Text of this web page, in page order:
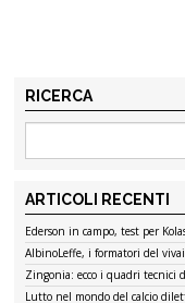
RICERCA
ARTICOLI RECENTI
Ederson in campo, test per
AlbinoLeffe, i formatori del
Zingonia: ecco i quadri tecnici
Lutto nel mondo del calcio